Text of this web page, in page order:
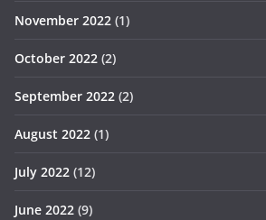
November 2022 (1)
October 2022 (2)
September 2022 (2)
August 2022 (1)
July 2022 (12)
June 2022 (9)